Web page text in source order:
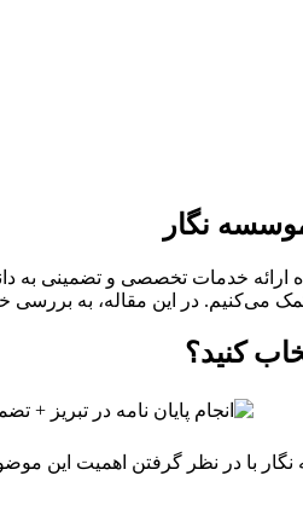
نگار
ارائه خدمات تخصصی و
می‌کنیم. در این مقاله، به بررسی
کنید؟
با در نظر گرفتن اهمیت این